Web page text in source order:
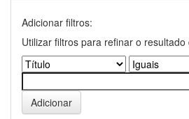
Adicionar filtros:
Utilizar filtros para refinar o resultado